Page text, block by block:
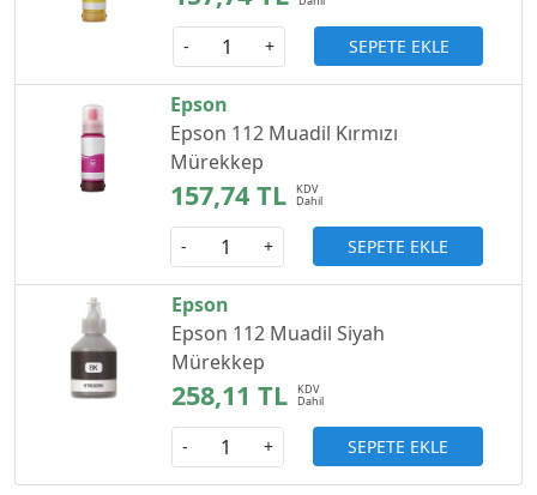
- + SEPETE EKLE
Epson
Epson 112 Muadil Kırmızı
Mürekkep
157,74 TL
- + SEPETE EKLE
Epson
Epson 112 Muadil Siyah
Mürekkep
258,11 TL
- + SEPETE EKLE